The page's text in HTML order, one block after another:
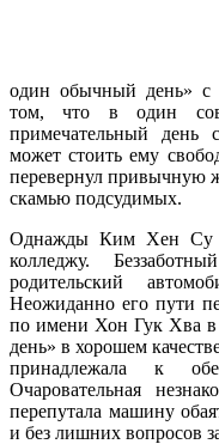
один обычный день» с
том, что в один
примечательный день
может стоить ему
перевернул привычную
скамью подсудимых.
Однажды Ким Хен Су
колледжу.
родительский
Неожиданно его пути
по имени Хон Гук Хва в
день» в хорошем
принадлежала к
Очаровательная
перепутала машину
и без лишних вопросов